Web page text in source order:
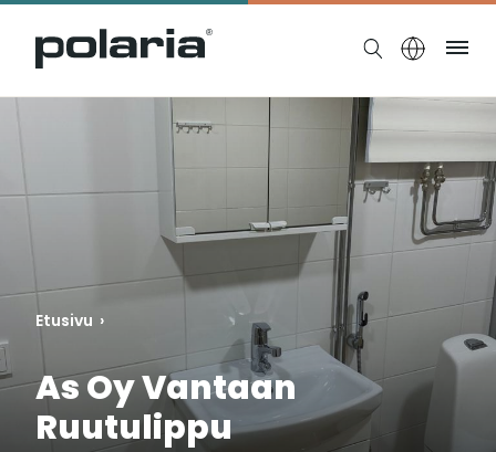
https://polaria.fi/name
Etusivu ›
As Oy Vantaan
Ruutulippu